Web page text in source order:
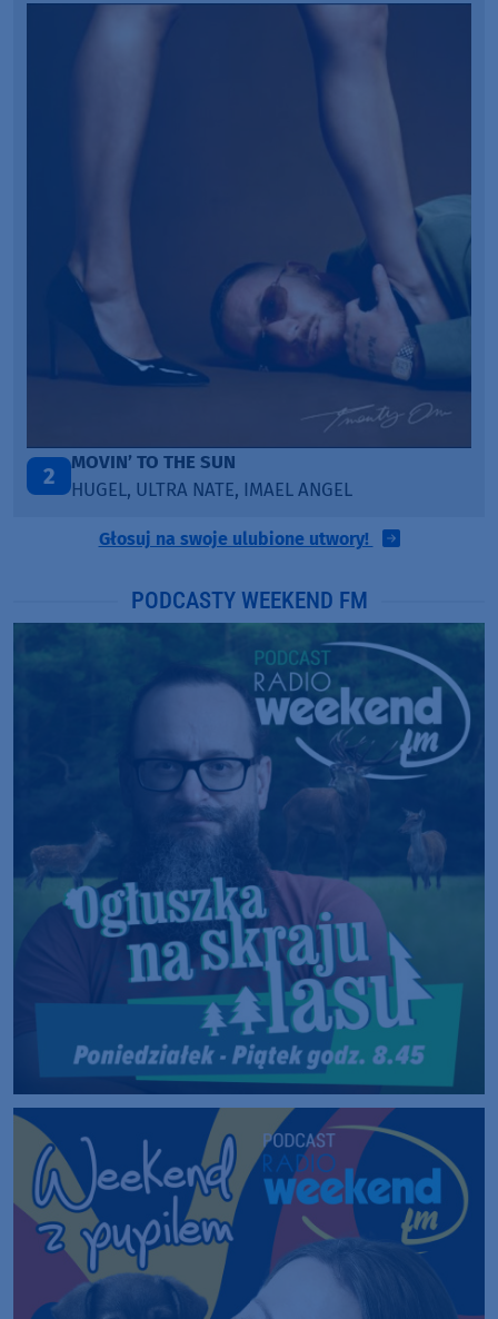
3
LEGENDARY LOVERS (SAVE ME)
KATY PERRY & CHIEF KEEF
Głosuj na swoje ulubione utwory!
PODCASTY WEEKEND FM